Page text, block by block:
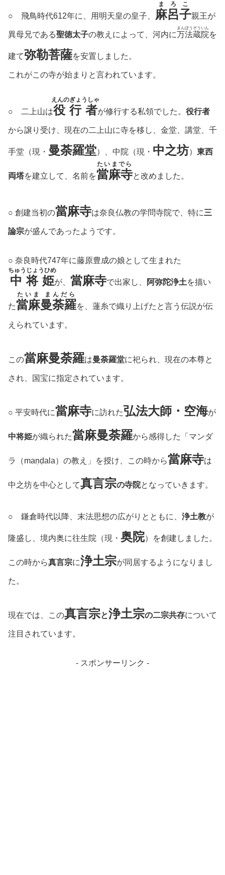
○ 飛鳥時代612年に、用明天皇の皇子、 麻呂子
まろこ
親王が
異母兄である聖徳太子の教えによって、河内に万法蔵院
まんぽうぞういん
を
建て弥勒菩薩を安置しました。
これがこの寺が始まりと言われています。
○ 二上山は役行者
えんのぎょうしゃ
が修行する私領でした。 役行者
から譲り受け、現在の二上山に寺を移し、金堂、講堂、千
手堂（現・ 曼荼羅堂）、中院（現・ 中之坊） 東西
両塔を建立して、名前を當麻寺
たいまでら
と改めました。
○ 創建当初の當麻寺は奈良仏教の学問寺院で、特に三
論宗が盛んであったようです。
○ 奈良時代747年に藤原豊成の娘として生まれた
中将姫
ちゅうじょうひめ
が、 當麻寺で出家し、 阿弥陀浄土を描い
た當麻曼荼羅
たいま まんだら
を、蓮糸で織り上げたと言う伝説が伝
えられています。
この當麻曼荼羅は曼荼羅堂に祀られ、現在の本尊と
され、国宝に指定されています。
○ 平安時代に當麻寺に訪れた弘法大師・空海が
中将姫が織られた當麻曼荼羅から感得した「マンダ
ラ（maṇḍala）の教え」を授け、この時から當麻寺は
中之坊を中心として真言宗の寺院となっていきます。
○ 鎌倉時代以降、末法思想の広がりとともに、 浄土教が
隆盛し、境内奥に往生院（現・ 奥院）を創建しました。
この時から真言宗に浄土宗が同居するようになりまし
た。
現在では、この真言宗と浄土宗の二宗共存について
注目されています。
- スポンサーリンク -